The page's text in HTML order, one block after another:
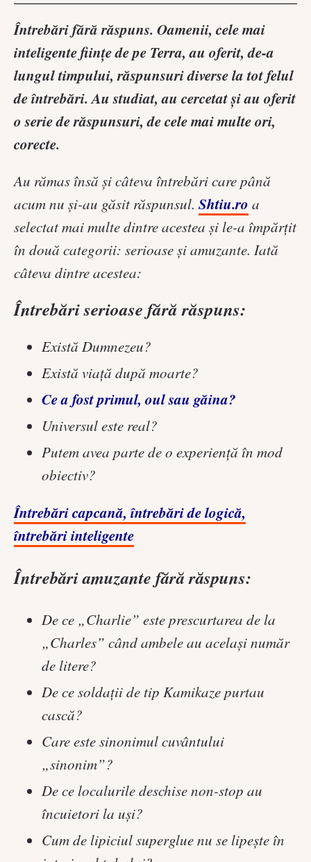
Întrebări fără răspuns. Oamenii, cele mai
inteligente ființe de pe Terra, au oferit, de-a
lungul timpului, răspunsuri diverse la tot felul
de întrebări. Au studiat, au cercetat și au oferit
o serie de răspunsuri, de cele mai multe ori,
corecte.
Au rămas însă și câteva întrebări care până
acum nu și-au găsit răspunsul. Shtiu.ro a
selectat mai multe dintre acestea și le-a împărțit
în două categorii: serioase și amuzante. Iată
câteva dintre acestea:
Întrebări serioase fără răspuns:
Există Dumnezeu?
Există viaţă după moarte?
Ce a fost primul, oul sau găina?
Universul este real?
Putem avea parte de o experiență în mod
obiectiv?
Întrebări capcană, întrebări de logică,
întrebări inteligente
Întrebări amuzante fără răspuns:
De ce „Charlie” este prescurtarea de la
„Charles” când ambele au același număr
de litere?
De ce soldații de tip Kamikaze purtau
cască?
Care este sinonimul cuvântului
„sinonim”?
De ce localurile deschise non-stop au
încuietori la uși?
Cum de lipiciul superglue nu se lipește în